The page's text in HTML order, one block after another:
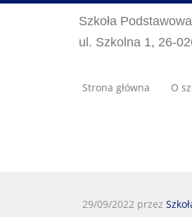
Szkoła
ul. Szkolna 1, 26-
Strona główna O
29/09/2022 przez